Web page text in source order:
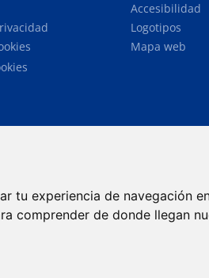
tu experiencia de navegación
comprender de donde llegan
Accesibilidad
Logotipos
Mapa web